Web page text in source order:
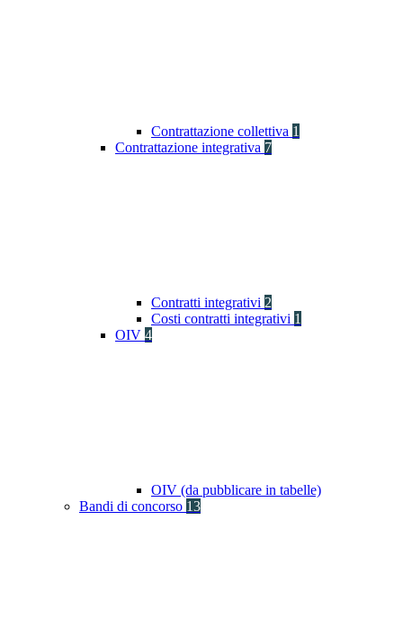
Contrattazione collettiva 1
Contrattazione integrativa 7
Contratti integrativi 2
Costi contratti integrativi 1
OIV 4
OIV (da pubblicare in tabelle)
Bandi di concorso 13